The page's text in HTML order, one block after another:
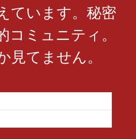
ています。秘密
コミュニティ。
見てません。